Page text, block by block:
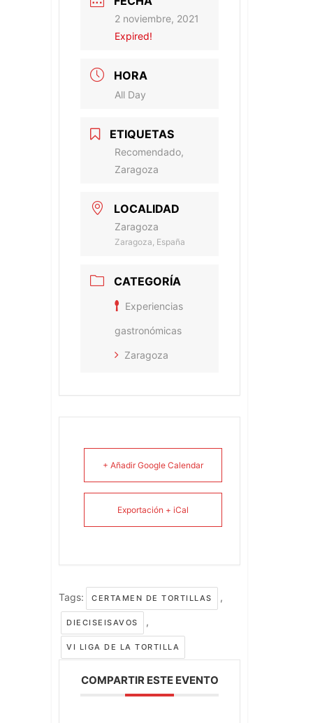
2 noviembre, 2021
Expired!
HORA
All Day
ETIQUETAS
Recomendado,
Zaragoza
LOCALIDAD
Zaragoza
Zaragoza, España
CATEGORÍA
Experiencias
gastronómicas
Zaragoza
+ Añadir Google Calendar
Exportación + iCal
Tags: CERTAMEN DE TORTILLAS ,
DIECISEISAVOS ,
VI LIGA DE LA TORTILLA
COMPARTIR ESTE EVENTO